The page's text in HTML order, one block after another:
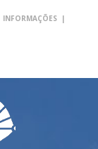
INFORMAÇÕES |